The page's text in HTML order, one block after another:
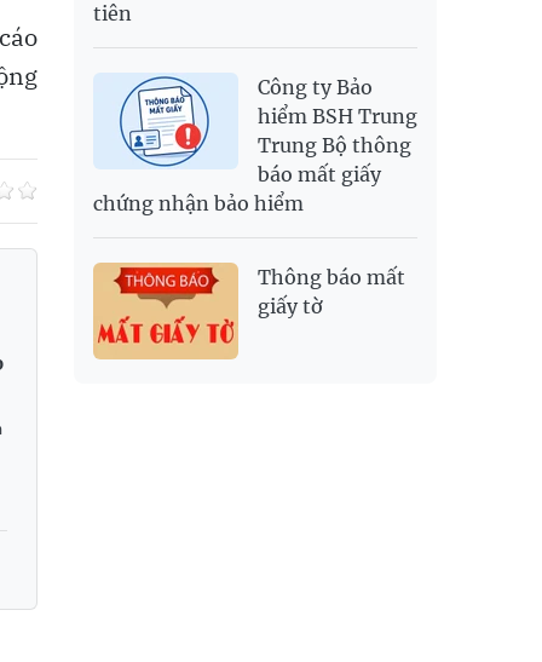
tiên
Công ty Bảo
hiểm BSH Trung
Trung Bộ thông
báo mất giấy
chứng nhận bảo hiểm
Thông báo mất
giấy tờ